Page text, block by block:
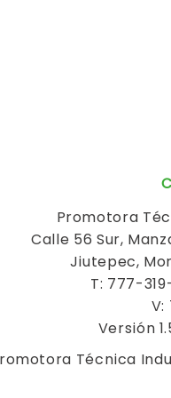
Promotora
Calle 56 Sur,
Jiutepec,
T: 777-
V:
Versión
Técnica